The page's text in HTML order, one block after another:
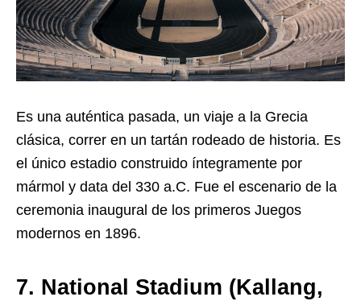
Es una auténtica pasada, un viaje a la Grecia
clásica, correr en un tartán rodeado de historia. Es
el único estadio construido íntegramente por
mármol y data del 330 a.C. Fue el escenario de la
ceremonia inaugural de los primeros Juegos
modernos en 1896.
7. National Stadium (Kallang,